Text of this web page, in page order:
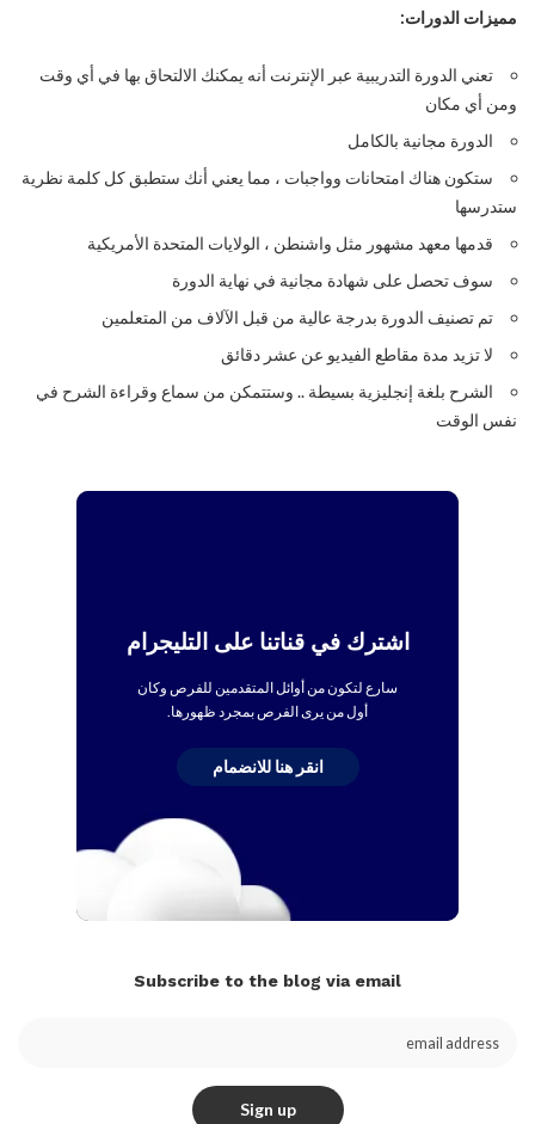
مميزات الدورات:
تعني الدورة التدريبية عبر الإنترنت أنه يمكنك الالتحاق بها في أي وقت
ومن أي مكان
الدورة مجانية بالكامل
ستكون هناك امتحانات وواجبات ، مما يعني أنك ستطبق كل كلمة نظرية
ستدرسها
قدمها معهد مشهور مثل واشنطن ، الولايات المتحدة الأمريكية
سوف تحصل على شهادة مجانية في نهاية الدورة
تم تصنيف الدورة بدرجة عالية من قبل الآلاف من المتعلمين
لا تزيد مدة مقاطع الفيديو عن عشر دقائق
الشرح بلغة إنجليزية بسيطة .. وستتمكن من سماع وقراءة الشرح في
نفس الوقت
اشترك في قناتنا على التليجرام
سارع لتكون من أوائل المتقدمين للفرص وكان
أول من يرى الفرص بمجرد ظهورها.
انقر هنا للانضمام
Subscribe to the blog via email